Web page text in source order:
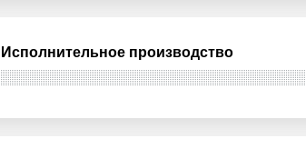
Исполнительное производство